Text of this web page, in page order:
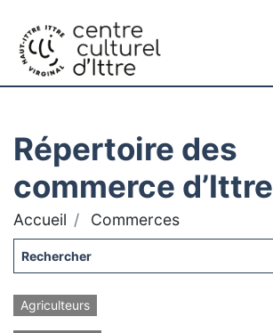
Répertoire des
commerce d’Ittre
Accueil Commerces
Agriculteurs